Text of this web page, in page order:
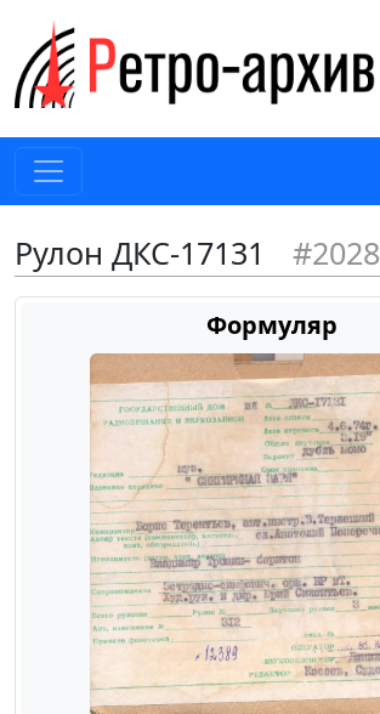
Рулон ДКС-17131 #2028
Формуляр